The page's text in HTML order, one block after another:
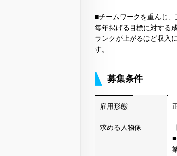
■チームワークを重んじ、
毎年掲げる目標に対する
ランクが上がるほど収入
す。
募集条件
雇用形態
求める人物像